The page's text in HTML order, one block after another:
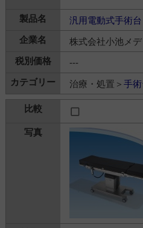
汎用電動式手術
株式会社小池メ
---
治療・処置＞ 手